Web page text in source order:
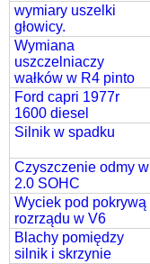
wymiary uszelki
głowicy.
Wymiana
uszczelniaczy
wałków w R4 pinto
Ford capri 1977r
1600 diesel
Silnik w spadku
Czyszczenie odmy w
2.0 SOHC
Wyciek pod pokrywą
rozrządu w V6
Blachy pomiędzy
silnik i skrzynie